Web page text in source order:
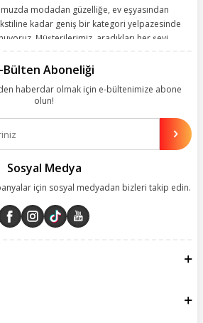
modadan güzelliğe, ev eşyasından
kadar geniş bir kategori yelpazesinde
Müşterilerimiz, aradıkları her şeyi
alışveriş yolculuğu sunarken deneyiminize
müşterilerimizin memnuniyetini
Bülten Aboneliği
haberdar olmak için e-bültenimize abone
olun!
Sosyal Medya
için sosyal medyadan bizleri takip edin.